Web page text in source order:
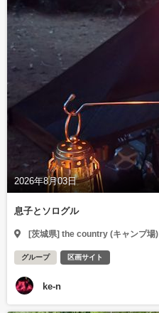
2026年8月03日
息子とソログル
[茨城県] the country (キャンプ場)
グループ 区画サイト
ke-n